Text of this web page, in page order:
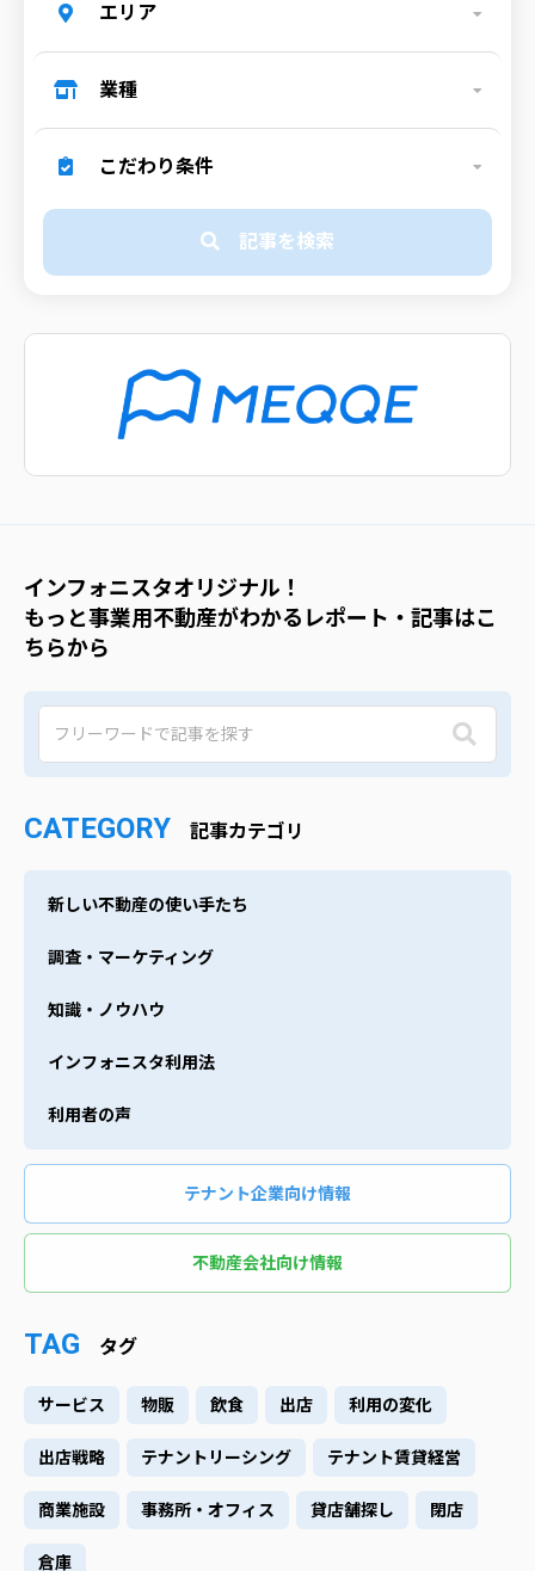
エリア
業種
こだわり条件
記事を検索
インフォニスタオリジナル！
もっと事業用不動産がわかるレポート・記事はこ
ちらから
CATEGORY 記事カテゴリ
新しい不動産の使い手たち
調査・マーケティング
知識・ノウハウ
インフォニスタ利用法
利用者の声
テナント企業向け情報
不動産会社向け情報
TAG タグ
サービス 物販 飲食 出店 利用の変化
出店戦略 テナントリーシング テナント賃貸経営
商業施設 事務所・オフィス 貸店舗探し 閉店
倉庫